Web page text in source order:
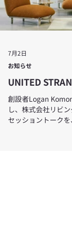
UNITED
Komorowski（
トークイベン
事例
創設者Logan
し、株式会社リビ
セッショントークを
お知らせ
7月2日